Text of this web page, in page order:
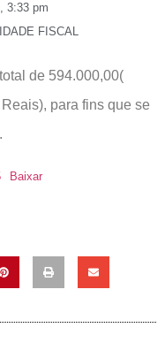
, 3:33 pm
FISCAL
de 594.000,00(
para fins que se
Baixar